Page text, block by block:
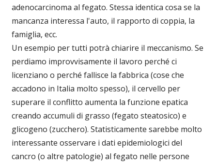
adenocarcinoma al fegato. Stessa identica cosa se la
mancanza interessa l'auto, il rapporto di coppia, la
famiglia, ecc.
Un esempio per tutti potrà chiarire il meccanismo. Se
perdiamo improvvisamente il lavoro perché ci
licenziano o perché fallisce la fabbrica (cose che
accadono in Italia molto spesso), il cervello per
superare il conflitto aumenta la funzione epatica
creando accumuli di grasso (fegato steatosico) e
glicogeno (zucchero). Statisticamente sarebbe molto
interessante osservare i dati epidemiologici del
cancro (o altre patologie) al fegato nelle persone